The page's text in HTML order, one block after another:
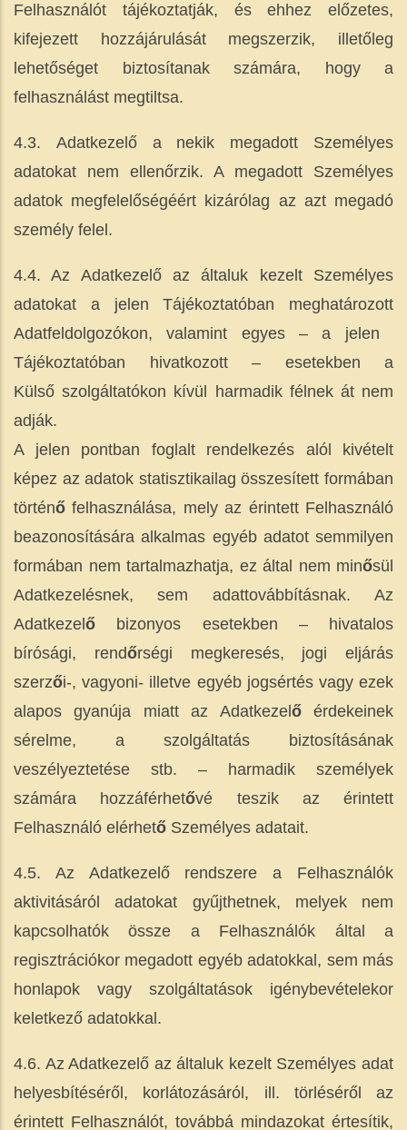
Felhasználót tájékoztatják, és ehhez előzetes,
kifejezett hozzájárulását megszerzik, illetőleg
lehetőséget biztosítanak számára, hogy a
felhasználást megtiltsa.
4.3. ​Adatkezelő a nekik megadott Személyes
adatokat nem ellenőrzik. A megadott Személyes
adatok megfelelőségéért kizárólag az azt megadó
személy felel.
4.4. Az Adatkezelő az általuk kezelt Személyes
adatokat a jelen ​Tájékoztatóban meghatározott
Adatfeldolgozókon, valamint egyes – a jelen ​
Tájékoztatóban hivatkozott – esetekben a
Külső szolgáltatókon kívül harmadik félnek át nem
adják.
A jelen pontban foglalt rendelkezés alól kivételt
képez az adatok statisztikailag összesített formában
történő felhasználása, mely az érintett Felhasználó
beazonosítására alkalmas egyéb adatot semmilyen
formában nem tartalmazhatja, ez által nem minősül
Adatkezelésnek, sem adattovábbításnak. Az
Adatkezel ő bizonyos esetekben – hivatalos
bírósági, rendőrségi megkeresés, jogi eljárás
szerzői-, vagyoni- illetve egyéb jogsértés vagy ezek
alapos gyanúja miatt az Adatkezel őérdekeinek
sérelme, a szolgáltatás biztosításának
veszélyeztetése stb. – harmadik személyek
számára hozzáférhetővé teszik az érintett
Felhasználó elérhető Személyes adatait.
4.5. Az Adatkezelő rendszere a Felhasználók
aktivitásáról adatokat gyűjthetnek, melyek nem
kapcsolhatók össze a Felhasználók által a
regisztrációkor megadott egyéb adatokkal, sem más
honlapok vagy szolgáltatások igénybevételekor
keletkező adatokkal.
4.6. Az Adatkezelő az általuk kezelt Személyes adat
helyesbítéséről, korlátozásáról, ill. törléséről az
érintett Felhasználót, továbbá mindazokat értesítik,